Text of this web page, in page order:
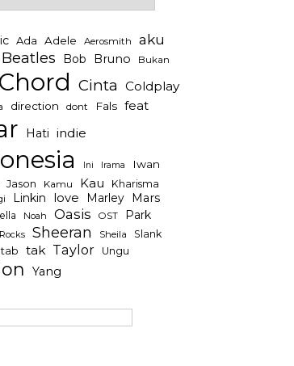
Ada Adele Aerosmith aku
Beatles Bob Bruno Bukan
Chord Cinta Coldplay
direction dont Fals feat
Hati indie
Ini Irama Iwan
Jason Kamu Kau Kharisma
Linkin love Marley Mars
Noah Oasis OST Park
Rocks Sheeran Sheila Slank
tab tak Taylor Ungu
Yang